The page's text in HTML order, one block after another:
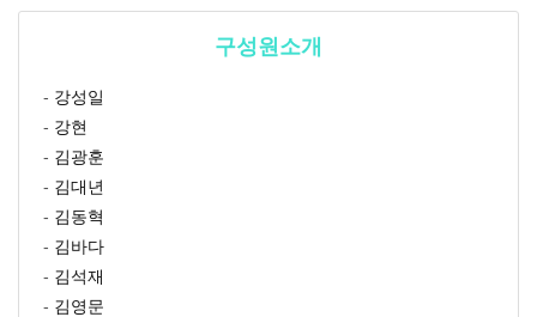
구성원소개
- 강성일
- 강현
- 김광훈
- 김대년
- 김동혁
- 김바다
- 김석재
- 김영문